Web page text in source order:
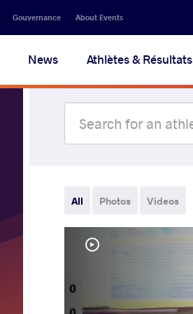
Gouvernance About Events
News Athlètes & Résultats
All Photos Videos